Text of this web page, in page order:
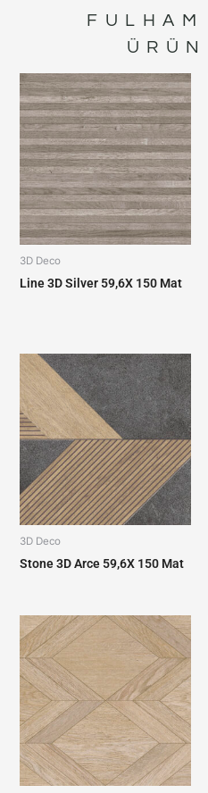
FULHAM
3D Deco
Line 3D Silver 59,6X 150 Mat
3D Deco
Stone 3D Arce 59,6X 150 Mat